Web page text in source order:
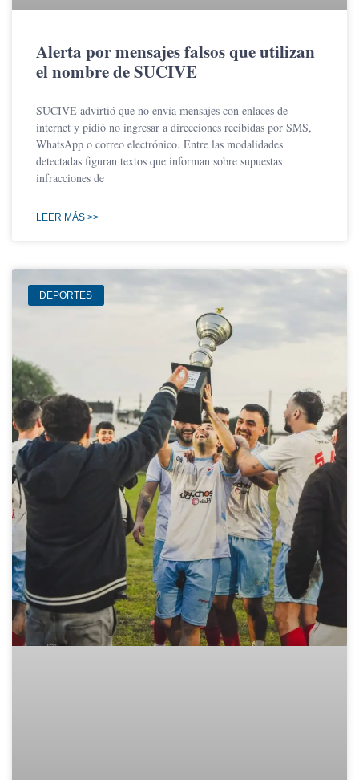
Alerta por mensajes falsos que utilizan
el nombre de SUCIVE
SUCIVE advirtió que no envía mensajes con enlaces de
internet y pidió no ingresar a direcciones recibidas por SMS,
WhatsApp o correo electrónico. Entre las modalidades
detectadas figuran textos que informan sobre supuestas
infracciones de
LEER MÁS >>
DEPORTES